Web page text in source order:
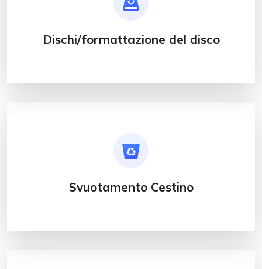
Dischi/formattazione del disco
Svuotamento Cestino